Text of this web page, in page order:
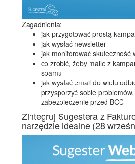
Zagadnienia:
jak przygotować prostą
jak wysłać newsletter
jak monitorować skuteczność
co zrobić, żeby maile z
spamu
jak wysłać email do wielu
przysporzyć sobie
zabezpieczenie przed BCC
Zintegruj Sugestera z
narzędzie idealne (28